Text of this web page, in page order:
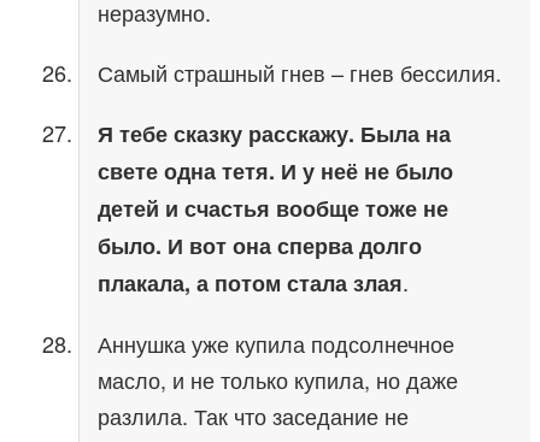
неразумно.
Самый страшный гнев – гнев бессилия.
Я тебе сказку расскажу. Была на
свете одна тетя. И у неё не было
детей и счастья вообще тоже не
было. И вот она сперва долго
плакала, а потом стала злая.
Аннушка уже купила подсолнечное
масло, и не только купила, но даже
разлила. Так что заседание не